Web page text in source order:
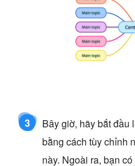
3
Bây giờ, hãy bắt đầu
bằng cách tùy chỉnh
này. Ngoài ra, bạn